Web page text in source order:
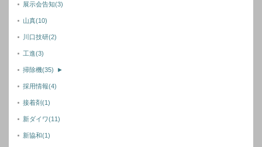
展示会告知(3)
山真(10)
川口技研(2)
工進(3)
掃除機(35) ►
採用情報(4)
接着剤(1)
新ダイワ(11)
新協和(1)